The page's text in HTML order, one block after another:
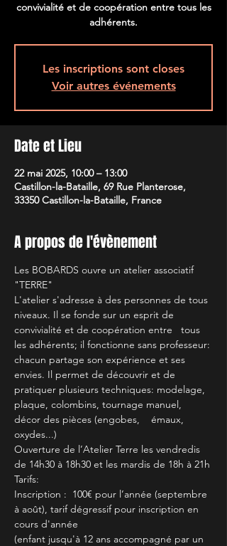
convivialité et de coopération entre tous les
adhérents.
Les inscriptions sont closes
Voir autres événements
Date et Lieu
22 mai 2025, 10:00 – 13:00
Castillon-la-Bataille, 69 Rue Planterose,
33350 Castillon-la-Bataille, France
A propos de l'évènement
Les BOBARDS ouvre un atelier associatif
"TERRE"
L'atelier s'adresse à des personnes de tous
niveaux. Il se fonde sur un esprit de
convivialité et de coopération entre   tous
les adhérents; il fonctionne sans professeur:
chacun partage son expérience et ses
envies. Il permet de découvrir et de
pratiquer plusieurs techniques: modelage,
plaque, colombins, tournage manuel,
décor des pièces (engobes,    émaux,
oxydes...)
Ouverture de l’Atelier Terre les vendredis
de 14h30 à 18h30 et les mardis de 18h à 21h
Tarifs:
Inscription :  100€ pour l’année (septembre
à août), tarif dégressif pour inscription en
cours d'année
(enfant jusqu'à 12 ans accompagné par un